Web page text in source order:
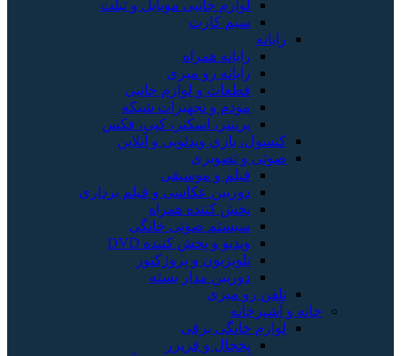
لوازم جانبی موبایل و تبلت
سیم کارت
رایانه
رایانه همراه
رایانه رو میزی
قطعات و لوازم جانبی
مودم و تجهیزات شبکه
پرینتر، اسکنر، کپی، فکس
کنسول، بازی‌ ویدئویی و آنلاین
صوتی و تصویری
فیلم و موسیقی
دوربین عکاسی و فیلم برداری
پخش کننده همراه
سیستم صوتی خانگی
ویدیو و پخش کننده DVD
تلویزیون و پروژکتور
دوربین مدار بسته
تلفن رو میزی
خانه و آشپزخانه
لوازم خانگی برقی
یخچال و فریزر